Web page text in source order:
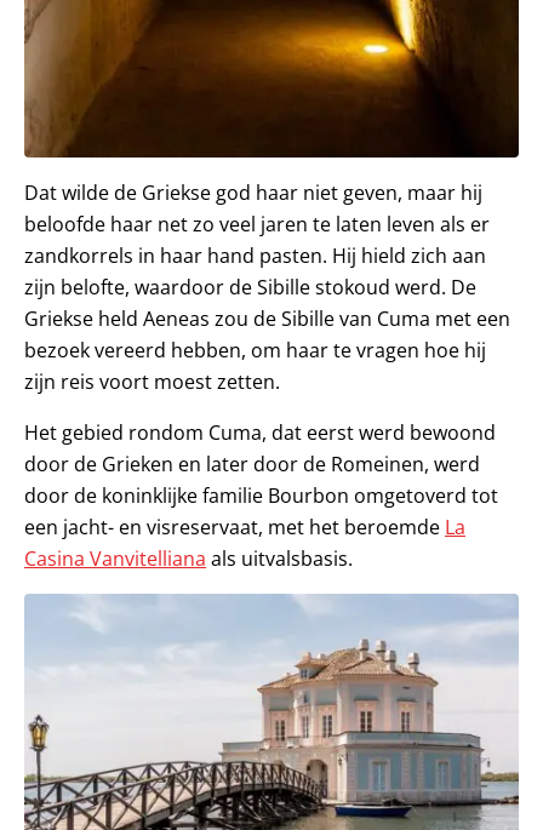
Dat wilde de Griekse god haar niet geven, maar hij
beloofde haar net zo veel jaren te laten leven als er
zandkorrels in haar hand pasten. Hij hield zich aan
zijn belofte, waardoor de Sibille stokoud werd. De
Griekse held Aeneas zou de Sibille van Cuma met een
bezoek vereerd hebben, om haar te vragen hoe hij
zijn reis voort moest zetten.
Het gebied rondom Cuma, dat eerst werd bewoond
door de Grieken en later door de Romeinen, werd
door de koninklijke familie Bourbon omgetoverd tot
een jacht- en visreservaat, met het beroemde La
Casina Vanvitelliana als uitvalsbasis.